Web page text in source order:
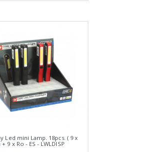
Led mini Lamp. 18pcs. ( 9 x
+ 9 x Ro - ES - LWLDISP